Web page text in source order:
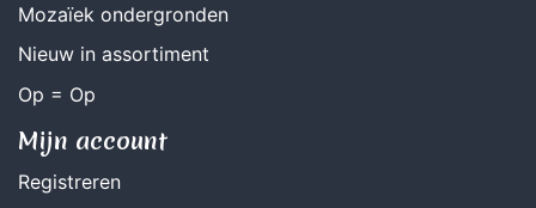
Mozaïek ondergronden
Nieuw in assortiment
Op = Op
Mijn account
Registreren